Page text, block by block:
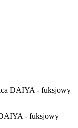
DAIYA - fuksjowy